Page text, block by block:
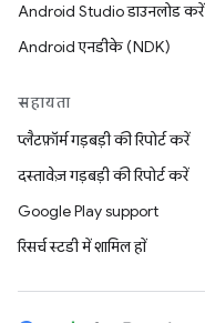
Android Studio डाउनलोड करें
Android एनडीके (NDK)
सहायता
प्लैटफ़ॉर्म गड़बड़ी की रिपोर्ट करें
दस्तावेज़ गड़बड़ी की रिपोर्ट करें
Google Play support
रिसर्च स्टडी में शामिल हों